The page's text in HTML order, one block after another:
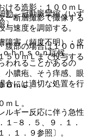
動、冠動脈攣縮（いず
〕。
障害（頻度不明）：皮
ｈｎｓｏｎ症候
われることがあるの
小膿疱、そう痒感、眼
合には適切な処置を行
ルギー反応に伴う急性
１−８．５、９．１．
．１．９参照〕。
る造影：１００ｍＬ
ー断層撮影で撮像する
速度を調節する。
腹部の場合は１００ｍ
５０ｍＬまで投与する
０ｍＬ。
Ｌ。